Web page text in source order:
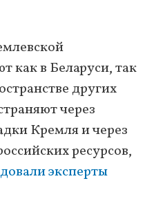
как в Беларуси, так
других
через
Кремля и через
ресурсов,
эксперты